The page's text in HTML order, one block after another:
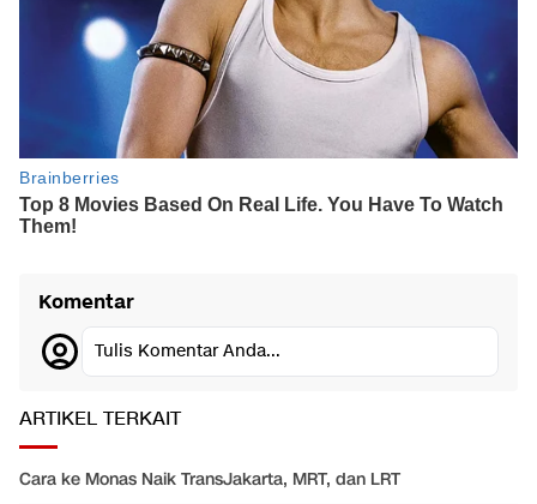
Komentar
Tulis Komentar Anda...
ARTIKEL TERKAIT
Cara ke Monas Naik TransJakarta, MRT, dan LRT